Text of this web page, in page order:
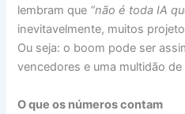
lembram que “não é toda IA
inevitavelmente, muitos
Ou seja: o boom pode ser
vencedores e uma multidão
O que os números contam